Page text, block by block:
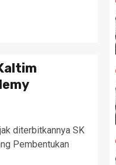
diterbitkannya SK
Pembentukan